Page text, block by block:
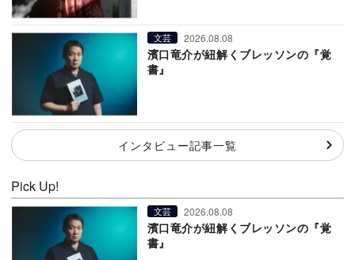
文芸 2026.08.08
濱口竜介が紐解くブレッソンの『覚
書』
インタビュー記事一覧
Pick Up!
文芸 2026.08.08
濱口竜介が紐解くブレッソンの『覚
書』